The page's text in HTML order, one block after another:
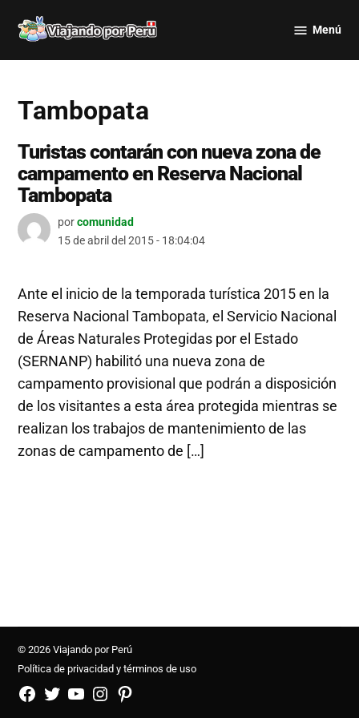
por Perú
Menú
Tambopata
Turistas contarán con nueva zona de
campamento en Reserva Nacional
Tambopata
porcomunidad
15 de abril del 2015 - 18:04:04
Ante el inicio de la temporada turística 2015 en la
Reserva Nacional Tambopata, el Servicio Nacional
de Áreas Naturales Protegidas por el Estado
(SERNANP) habilitó una nueva zona de
campamento provisional que podrán a disposición
de los visitantes a esta área protegida mientras se
realizan los trabajos de mantenimiento de las
zonas de campamento de […]
© 2026 Viajando por Perú
Política de privacidad y términos de uso
FB
TW YouTubeInstagramPinterest